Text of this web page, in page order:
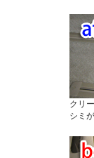
クリ
シミ